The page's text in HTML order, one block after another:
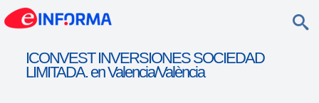
ICONVEST INVERSIONES SOCIEDAD
LIMITADA. en Valencia/València